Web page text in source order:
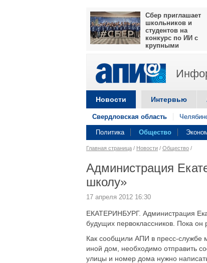
Сбер приглашает
школьников и
студентов на
конкурс по ИИ с
крупными
Новости Интервью
Свердловская область
Политика Общество
Главная страница / Новости / Общество /
Администрация
школу»
17 апреля 2012 16:30
ЕКАТЕРИНБУРГ. Администрация
будущих первоклассников. Пока он
Как сообщили АПИ в пресс-службе
иной дом, необходимо отправить
улицы и номер дома нужно